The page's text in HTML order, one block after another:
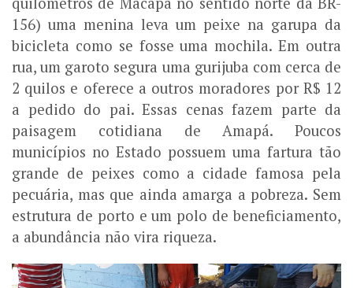
156) uma menina leva um peixe na garupa da
bicicleta como se fosse uma mochila. Em outra
rua, um garoto segura uma gurijuba com cerca de
2 quilos e oferece a outros moradores por R$ 12
a pedido do pai. Essas cenas fazem parte da
paisagem cotidiana de Amapá. Poucos
municípios no Estado possuem uma fartura tão
grande de peixes como a cidade famosa pela
pecuária, mas que ainda amarga a pobreza. Sem
estrutura de porto e um polo de beneficiamento,
a abundância não vira riqueza.